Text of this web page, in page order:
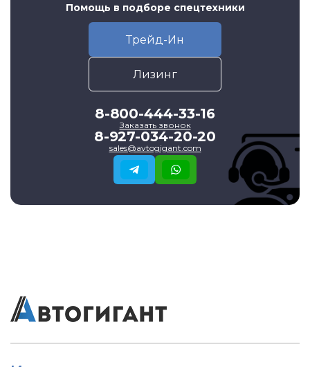
Помощь в подборе спецтехники
Трейд-Ин
Лизинг
8-800-444-33-16
Заказать звонок
8-927-034-20-20
sales@avtogigant.com